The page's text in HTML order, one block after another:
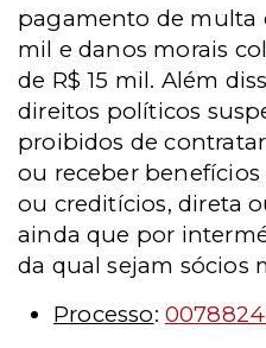
pagamento de multa
mil e danos morais
de R$ 15 mil. Além
direitos políticos
proibidos de
ou receber
ou creditícios, direta
ainda que por
da qual sejam sócios
Processo: